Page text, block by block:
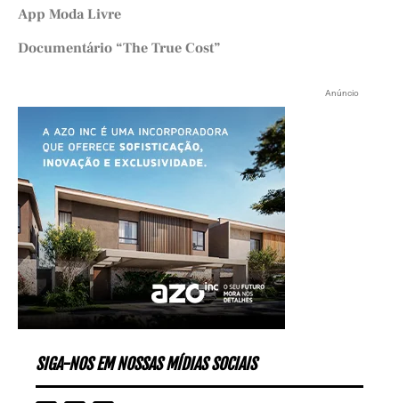
App Moda Livre
Documentário “The True Cost”
Anúncio
SIGA-NOS EM NOSSAS MÍDIAS SOCIAIS